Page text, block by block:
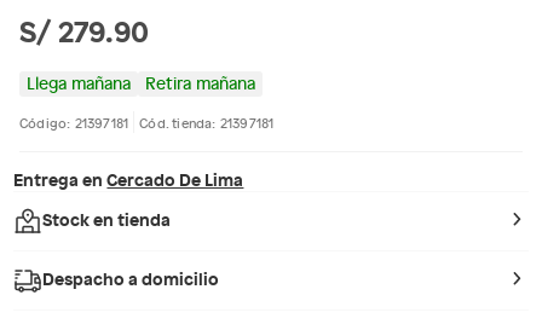
S/ 279.90
Llega mañana Retira mañana
Código: 21397181 Cód. tienda: 21397181
Entrega en Cercado De Lima
Stock en tienda
Despacho a domicilio